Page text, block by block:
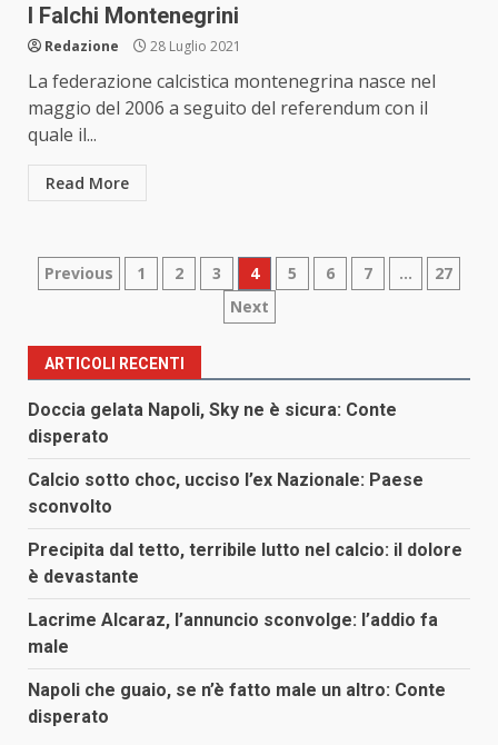
I Falchi Montenegrini
Redazione 28 Luglio 2021
La federazione calcistica montenegrina nasce nel
maggio del 2006 a seguito del referendum con il
quale il...
Read More
Paginazione
articoli
Previous 1 2 3 4 5 6 7 …
27
Next
ARTICOLI RECENTI
Doccia gelata Napoli, Sky ne è sicura: Conte
disperato
Calcio sotto choc, ucciso l’ex Nazionale: Paese
sconvolto
Precipita dal tetto, terribile lutto nel calcio: il dolore
è devastante
Lacrime Alcaraz, l’annuncio sconvolge: l’addio fa
male
Napoli che guaio, se n’è fatto male un altro: Conte
disperato